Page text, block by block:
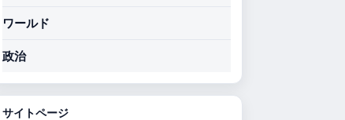
ワールド
政治
サイトページ